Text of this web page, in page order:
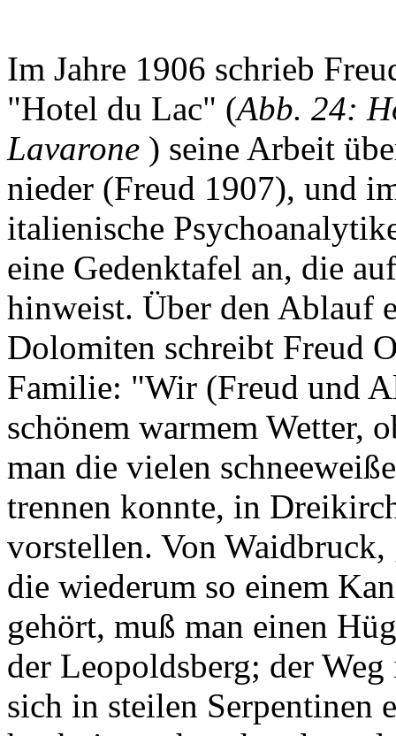
Im Jahre 1906 schrieb
"Hotel du Lac" (Abb. 24:
Lavarone ) seine Arbeit
nieder (Freud 1907), und
italienische
eine Gedenktafel an, die
hinweist. Über den Ablauf
Dolomiten schreibt Freud
Familie: "Wir (Freud und
schönem warmem Wetter,
man die vielen
trennen konnte, in
vorstellen. Von
die wiederum so einem
gehört, muß man einen
der Leopoldsberg; der
sich in steilen Serpentinen